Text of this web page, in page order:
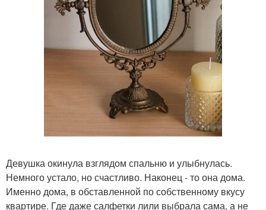
Девушка окинула взглядом спальню и улыбнулась.
Немного устало, но счастливо. Наконец - то она дома.
Именно дома, в обставленной по собственному вкусу
квартире. Где даже салфетки лили выбрала сама, а не